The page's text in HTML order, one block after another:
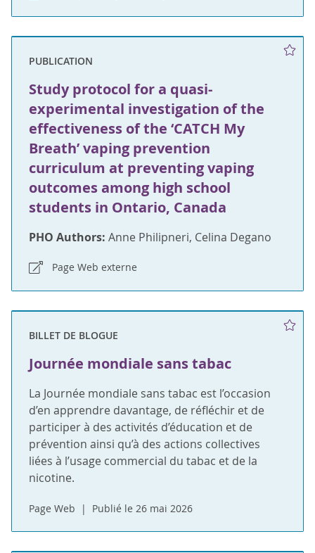
PUBLICATION
Study protocol for a quasi-
experimental investigation of the
effectiveness of the ‘CATCH My
Breath’ vaping prevention
curriculum at preventing vaping
outcomes among high school
students in Ontario, Canada
PHO Authors: Anne Philipneri, Celina Degano
Page Web externe
BILLET DE BLOGUE
Journée mondiale sans tabac
La Journée mondiale sans tabac est l’occasion
d’en apprendre davantage, de réfléchir et de
participer à des activités d’éducation et de
prévention ainsi qu’à des actions collectives
liées à l’usage commercial du tabac et de la
nicotine.
Page Web Publié le 26 mai 2026